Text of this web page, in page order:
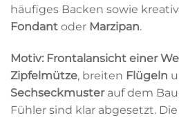
häufiges Backen sowie
Fondant oder Marzipan.
Motiv: Frontalansicht einer
Zipfelmütze, breiten Flügeln
Sechseckmusterauf dem
Fühler sind klar abgesetzt. Die